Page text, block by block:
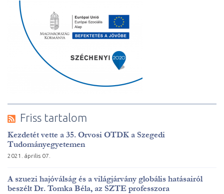
Friss tartalom
Kezdetét vette a 35. Orvosi OTDK a Szegedi
Tudományegyetemen
2021. április 07.
A szuezi hajóválság és a világjárvány globális hatásairól
beszélt Dr. Tomka Béla, az SZTE professzora